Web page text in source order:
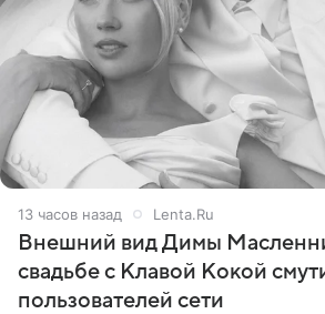
13 часов назад Lenta.Ru
Внешний вид Димы
свадьбе с Клавой Кокой
пользователей сети